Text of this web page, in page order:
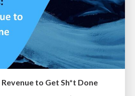
to Get Sh*t Done